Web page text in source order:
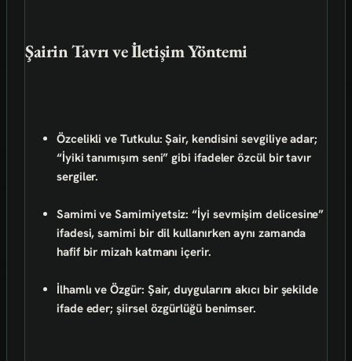
Şairin Tavrı ve İletişim Yöntemi
Özcelikli ve Tutkulu: Şair, kendisini sevgiliye adar;
“İyiki tanımışım seni” gibi ifadeler özcül bir tavır
sergiler.
Samimi ve Samimiyetsiz: “İyi sevmişim delicesine”
ifadesi, samimi bir dil kullanırken aynı zamanda
hafif bir mizah katmanı içerir.
İlhamlı ve Özgür: Şair, duygularını akıcı bir şekilde
ifade eder; şiirsel özgürlüğü benimser.